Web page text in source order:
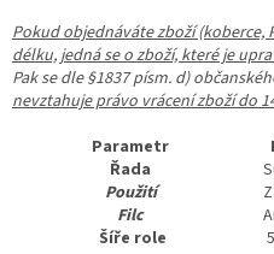
Pokud objednáváte zboží (koberce,
délku, jedná se o zboží, které je
Pak se dle §1837 písm. d)
nevztahuje právo vrácení zboží do
Parametr
Řada
Použití
Filc
Šíře role